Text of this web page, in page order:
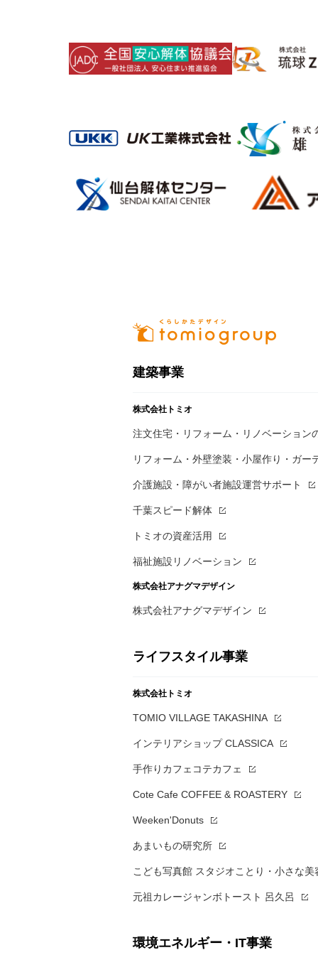
建築事業
株式会社トミオ
注文住宅・リフォーム・リノベーション
リフォーム・外壁塗装・小屋作り・ ガー
介護施設・障がい者施設運営サポート
千葉スピード解体
トミオの資産活用
福祉施設リノベーション
株式会社アナグマデザイン
株式会社アナグマデザイン
ライフスタイル事業
株式会社トミオ
TOMIO VILLAGE TAKASHINA
インテリアショップ CLASSICA
手作りカフェコテカフェ
Cote Cafe COFFEE & ROASTERY
Weeken'Donuts
あまいもの研究所
こども写真館 スタジオことり・小さな美
元祖カレージャンボトースト 呂久呂
環境エネルギー・IT事業